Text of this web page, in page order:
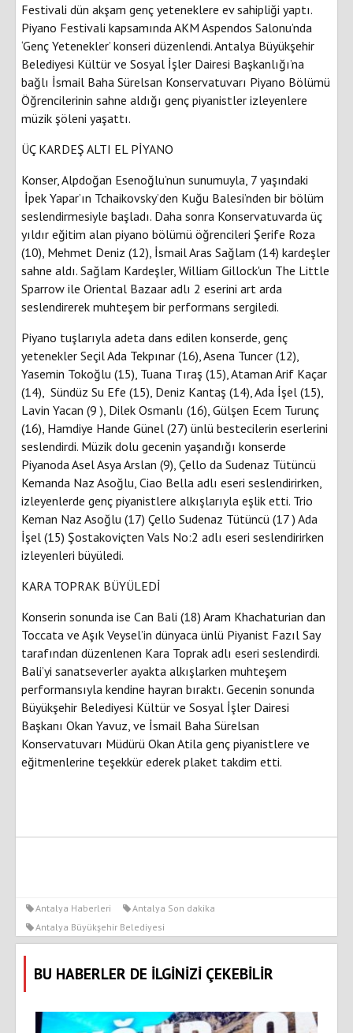
Festivali dün akşam genç yeteneklere ev sahipliği yaptı.
Piyano Festivali kapsamında AKM Aspendos Salonu’nda
‘Genç Yetenekler’ konseri düzenlendi. Antalya Büyükşehir
Belediyesi Kültür ve Sosyal İşler Dairesi Başkanlığı’na
bağlı İsmail Baha Sürelsan Konservatuvarı Piyano Bölümü
Öğrencilerinin sahne aldığı genç piyanistler izleyenlere
müzik şöleni yaşattı.
ÜÇ KARDEŞ ALTI EL PİYANO
Konser, Alpdoğan Esenoğlu’nun sunumuyla, 7 yaşındaki
İpek Yapar’ın Tchaikovsky’den Kuğu Balesi’nden bir bölüm
seslendirmesiyle başladı. Daha sonra Konservatuvarda üç
yıldır eğitim alan piyano bölümü öğrencileri Şerife Roza
(10), Mehmet Deniz (12), İsmail Aras Sağlam (14) kardeşler
sahne aldı. Sağlam Kardeşler, William Gillock'un The Little
Sparrow ile Oriental Bazaar adlı 2 eserini art arda
seslendirerek muhteşem bir performans sergiledi.
Piyano tuşlarıyla adeta dans edilen konserde, genç
yetenekler Seçil Ada Tekpınar (16), ⁠Asena Tuncer (12),
Yasemin Tokoğlu (15), Tuana Tıraş (15), Ataman Arif Kaçar
(14), Sündüz Su Efe (15), Deniz Kantaş (14), Ada İşel (15),
Lavin Yacan (9 ), ⁠Dilek Osmanlı (16), Gülşen Ecem Turunç
(16), Hamdiye Hande Günel (27) ünlü bestecilerin eserlerini
seslendirdi. Müzik dolu gecenin yaşandığı konserde
Piyanoda Asel Asya Arslan (9), Çello da Sudenaz Tütüncü
Kemanda Naz Asoğlu, Ciao Bella adlı eseri seslendirirken,
izleyenlerde genç piyanistlere alkışlarıyla eşlik etti. Trio
Keman Naz Asoğlu (17) Çello Sudenaz Tütüncü (17 ) Ada
İşel (15) Şostakoviçten Vals No:2 adlı eseri seslendirirken
izleyenleri büyüledi.
KARA TOPRAK BÜYÜLEDİ
Konserin sonunda ise Can Bali (18) Aram Khachaturian dan
Toccata ve Aşık Veysel’in dünyaca ünlü Piyanist Fazıl Say
tarafından düzenlenen Kara Toprak adlı eseri seslendirdi.
Bali’yi sanatseverler ayakta alkışlarken muhteşem
performansıyla kendine hayran bıraktı. Gecenin sonunda
Büyükşehir Belediyesi Kültür ve Sosyal İşler Dairesi
Başkanı Okan Yavuz, ve İsmail Baha Sürelsan
Konservatuvarı Müdürü Okan Atila genç piyanistlere ve
eğitmenlerine teşekkür ederek plaket takdim etti.
Antalya Haberleri
Antalya Son dakika
Antalya Büyükşehir Belediyesi
BU HABERLER DE İLGİNİZİ ÇEKEBİLİR